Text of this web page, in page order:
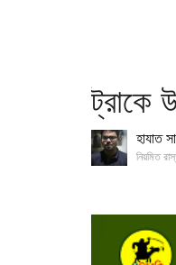
ট্রাকে
হাযাত
নিয়মিত